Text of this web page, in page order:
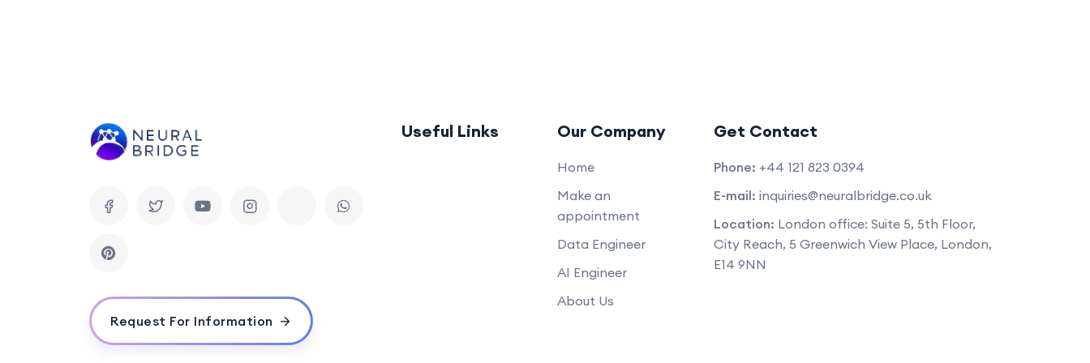
Request For Information
Useful Links Our Company
Home
Make an
appointment
Data Engineer
AI Engineer
About Us
Get Contact
Phone: +44 121 823 0394
E-mail: inquiries@neuralbridge.co.uk
Location: London office: Suite 5, 5th Floor,
City Reach, 5 Greenwich View Place, London,
E14 9NN